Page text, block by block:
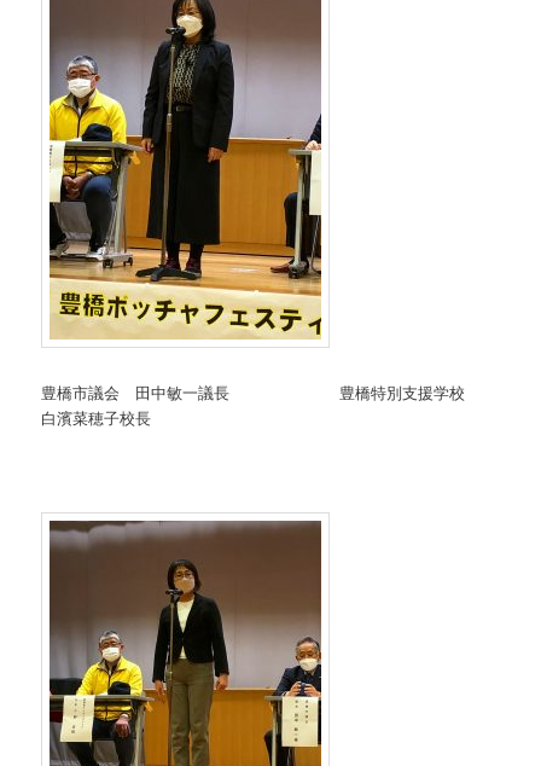
豊橋市議会 田中敏一議長 豊橋特別支援学校
白濱菜穂子校長